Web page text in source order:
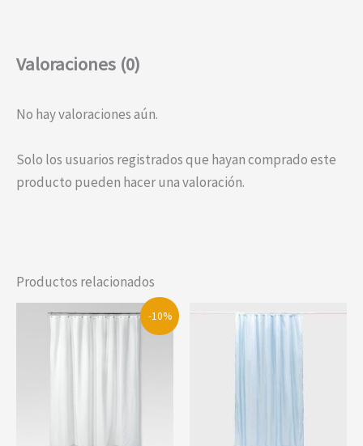
Valoraciones (0)
No hay valoraciones aún.
Solo los usuarios registrados que hayan comprado este
producto pueden hacer una valoración.
Productos relacionados
-10%